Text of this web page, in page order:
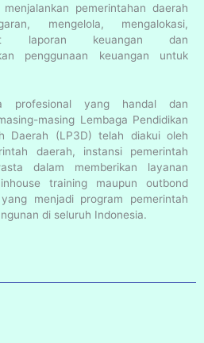
pemerintahan daerah
mengelola, mengalokasi,
laporan keuangan dan
penggunaan keuangan untuk
profesional yang handal dan
masing Lembaga Pendidikan
Daerah (LP3D) telah diakui oleh
daerah, instansi pemerintah
dalam memberikan layanan
training maupun outbond
menjadi program pemerintah
di seluruh Indonesia.